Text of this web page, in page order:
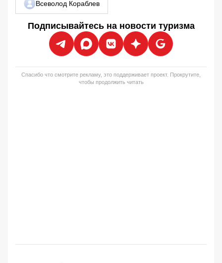
Всеволод Кораблев
Подписывайтесь на новости туризма
Спасибо что смотрите рекламу, это поддерживает проект. Прокрутите,
чтобы продолжить читать